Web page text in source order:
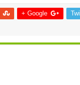
Google +